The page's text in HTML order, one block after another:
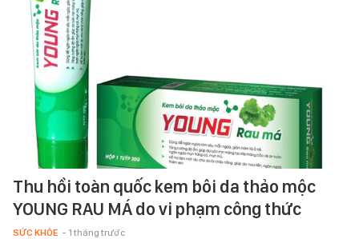
Thu hồi toàn quốc kem bôi da thảo mộc
YOUNG RAU MÁ do vi phạm công thức
SỨC KHỎE - 1 tháng trước